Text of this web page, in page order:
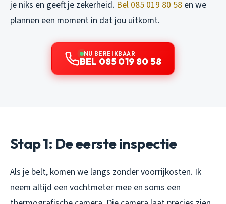
je niks en geeft je zekerheid. Bel 085 019 80 58 en we
plannen een moment in dat jou uitkomt.
NU BEREIKBAAR
BEL 085 019 80 58
Stap 1: De eerste inspectie
Als je belt, komen we langs zonder voorrijkosten. Ik
neem altijd een vochtmeter mee en soms een